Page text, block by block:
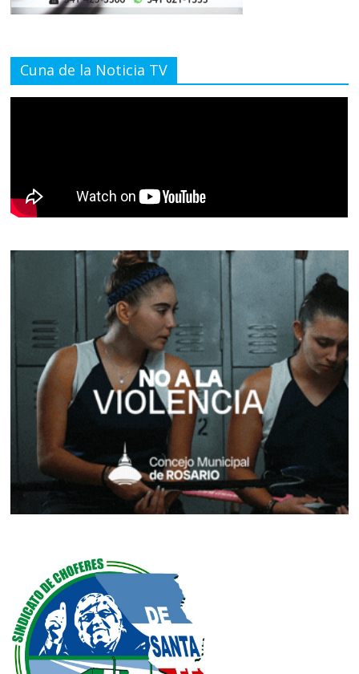
Cuna de la Noticia TV